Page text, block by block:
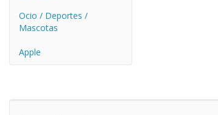
Ocio / Deportes /
Mascotas
Apple